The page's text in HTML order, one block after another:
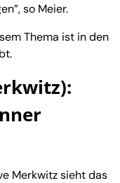
so Meier.
Thema ist in den
Merkwitz sieht das